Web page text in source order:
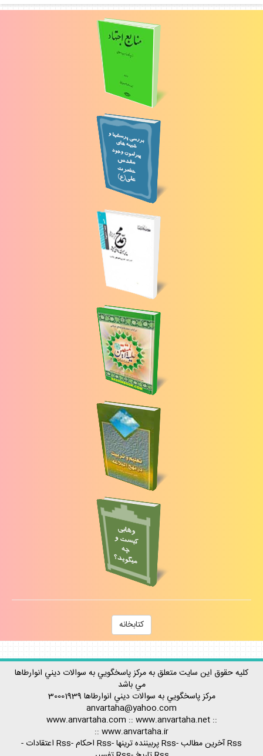
كتابخانه
كليه حقوق اين سايت متعلق به مركز پاسخگويي به سوالات ديني انوارطاها
مي باشد
مركز پاسخگويي به سوالات ديني انوارطاها 30001939
anvartaha@yahoo.com
www.anvartaha.com :: www.anvartaha.net::
www.anvartaha.ir
::
Rss آخرين مطالب
-Rss پربيننده ترينها -Rss احكام -Rss اعتقادات
-